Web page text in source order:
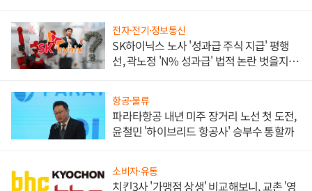
전자·전기·정보통신
SK하이닉스 노사 '성과급 주식 지급' 평행
선, 곽노정 'N% 성과급' 법적 논란 벗을지 주
항공·물류
파라타항공 내년 미주 장거리 노선 첫 도전,
윤철민 '하이브리드 항공사' 승부수 통할까
소비자·유통
치킨3사 '가맹점 상생' 비교해보니, 교촌 '영